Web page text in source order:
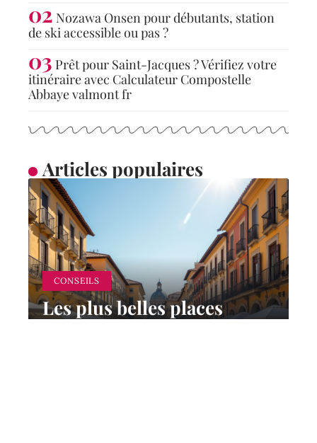
Nozawa Onsen pour débutants, station
de ski accessible ou pas ?
Prêt pour Saint-Jacques ? Vérifiez votre
itinéraire avec Calculateur Compostelle
Abbaye valmont fr
Articles populaires
CONSEILS
Les plus belles places
d’Europe à visiter